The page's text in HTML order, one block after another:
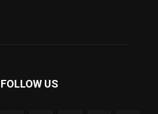
FOLLOW US